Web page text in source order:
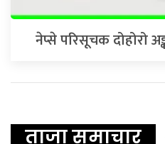
नेप्से परिसूचक दोहोरो
ताजा समाचार